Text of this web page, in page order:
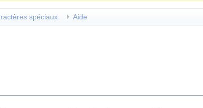
spéciaux Aide